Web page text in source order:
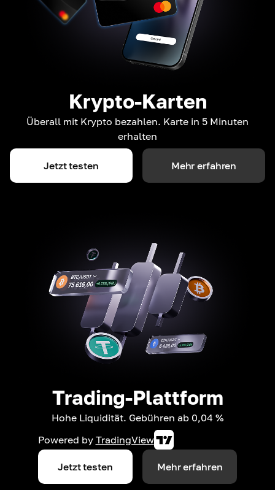
Krypto-Karten
Überall mit Krypto bezahlen. Karte in 5 Minuten
erhalten
Jetzt testen Mehr erfahren
Trading-Plattform
Hohe Liquidität. Gebühren ab 0,04 %
Powered by TradingView
Jetzt testen Mehr erfahren